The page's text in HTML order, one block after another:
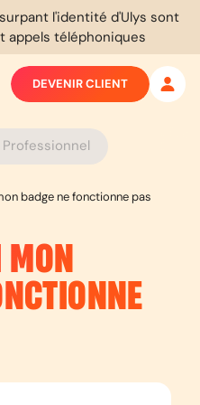
l'identité d'Ulys sont
appels téléphoniques
Professionnel
DEVENIR CLIENT
badge ne fonctionne pas